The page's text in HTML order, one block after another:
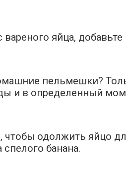
вареного яйца,
пельмешки?
и в определенный
чтобы одолжить яйцо
банана.